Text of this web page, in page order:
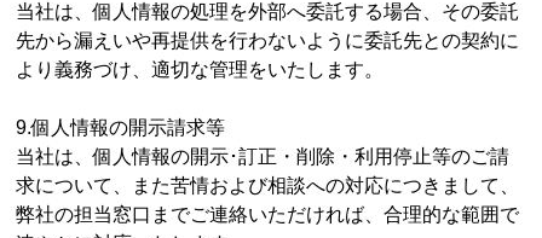
当社は、個人情報の処理を外部へ委託する場合、その委託
先から漏えいや再提供を行わないように委託先との契約に
より義務づけ、適切な管理をいたします。
9.個人情報の開示請求等
当社は、個人情報の開示･訂正・削除・利用停止等のご請
求について、また苦情および相談への対応につきまして、
弊社の担当窓口までご連絡いただければ、合理的な範囲で